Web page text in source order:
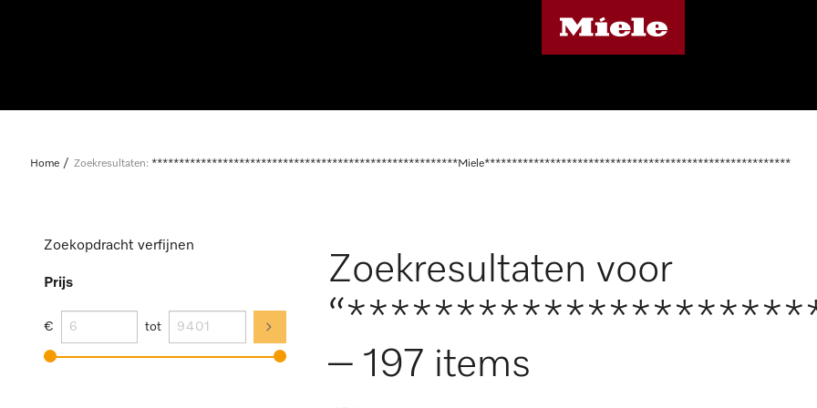
Home Zoekresultaten: ********************************************************Miele********************************************************
Zoekopdracht verfijnen
Prijs
€ tot
Zoekresultaten voor
– 197 items